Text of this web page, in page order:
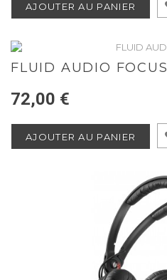
AJOUTER AU PANIER
FLUID AUDIO FOCUS
72,00 €
AJOUTER AU PANIER